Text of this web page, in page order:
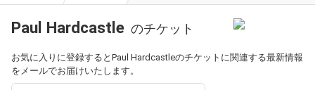
Paul Hardcastle のチケット
お気に入りに登録するとPaul Hardcastleのチケットに関連する最新情報
をメールでお届けいたします。